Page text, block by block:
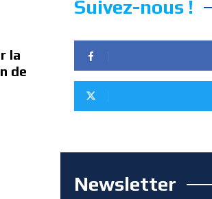
la
de
Suivez-nous !
Newsletter